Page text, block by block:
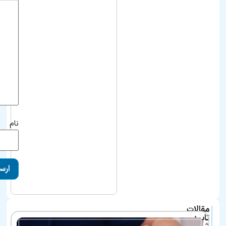
نام
مقالات
تایید